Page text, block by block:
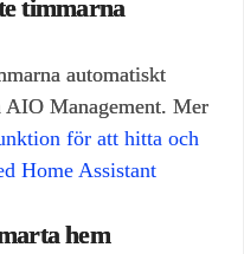
timmarna
automatiskt
AIO Management. Mer
för att hitta och
Home Assistant
hem